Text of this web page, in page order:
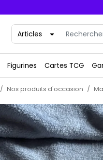
Figurines Cartes TCG
Nos produits d'occasion